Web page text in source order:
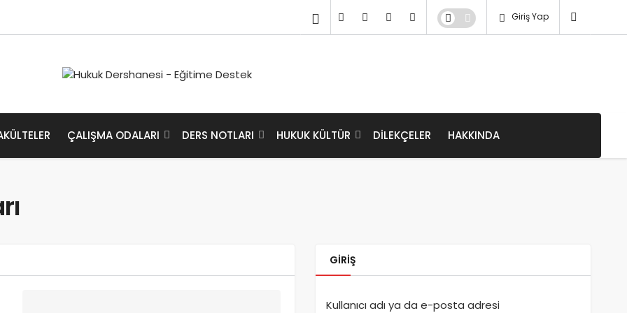
Giriş Yap
ÇALIŞMA ODALARI DERS NOTLARI HUKUK KÜLTÜR DILEKÇELER HAKKINDA
GIRIŞ
Kullanıcı adı ya da e-posta adresi